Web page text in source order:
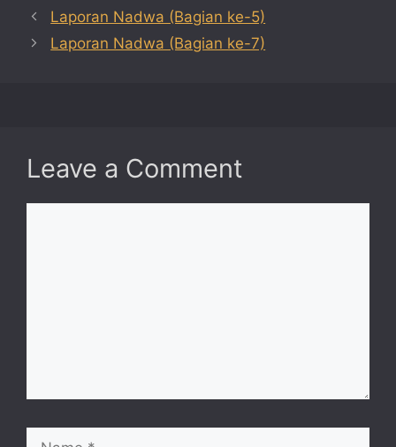
Laporan Nadwa (Bagian ke-5)
Laporan Nadwa (Bagian ke-7)
Leave a Comment
Name